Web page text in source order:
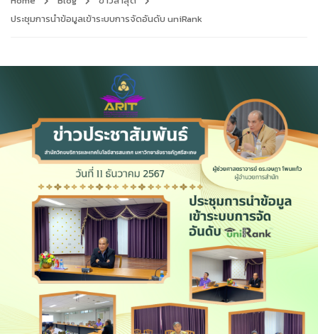
ประชุมการนำข้อมูลเข้าระบบการจัดอันดับ uniRank